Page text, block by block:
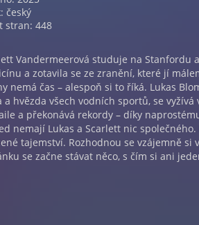
český
stran: 448
Vandermeerová studuje na Stanfordu
a zotavila se ze zranění, které jí
nemá čas – alespoň si to říká. Lukas
a hvězda všech vodních sportů, se
a překonává rekordy – díky
nemají Lukas a Scarlett nic
tajemství. Rozhodnou se vzájemně si
se začne stávat něco, s čím si ani